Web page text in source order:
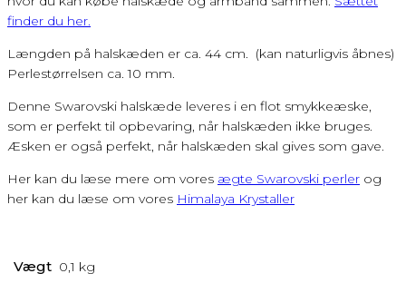
finder du her.
Længden på halskæden er ca. 44 cm. (kan naturligvis åbnes)
Perlestørrelsen ca. 10 mm.
Denne Swarovski halskæde leveres i en flot smykkeæske,
som er perfekt til opbevaring, når halskæden ikke bruges.
Æsken er også perfekt, når halskæden skal gives som gave.
Her kan du læse mere om vores ægte Swarovski perler og
her kan du læse om vores Himalaya Krystaller
Vægt 0,1 kg